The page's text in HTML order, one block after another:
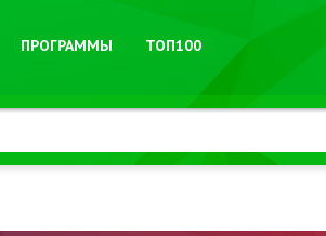
ПРОГРАММЫ ТОП100